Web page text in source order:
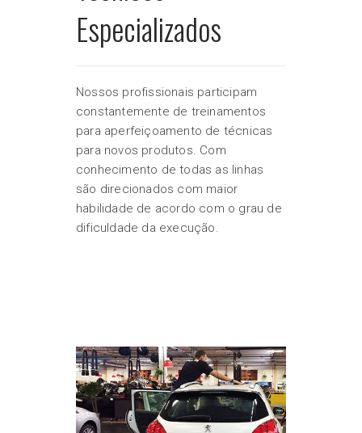
Especializados
Nossos profissionais participam
constantemente de treinamentos
para aperfeiçoamento de técnicas
para novos produtos. Com
conhecimento de todas as linhas
são direcionados com maior
habilidade de acordo com o grau de
dificuldade da execução.